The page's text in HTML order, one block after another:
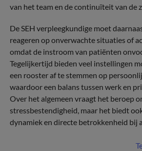
van het team en de continuïteit van de
De SEH verpleegkundige moet
reageren op onverwachte situaties of
omdat de instroom van patiënten
Tegelijkertijd bieden veel instellingen
een rooster af te stemmen op
waardoor een balans tussen werk en
Over het algemeen vraagt het beroep
stressbestendigheid, maar het biedt
dynamiek en directe betrokkenheid bij